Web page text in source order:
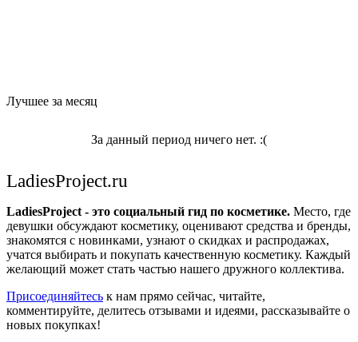
Лучшее за месяц
За данный период ничего нет. :(
LadiesProject.ru
LadiesProject - это социальный гид по косметике. Место, где
девушки обсуждают косметику, оценивают средства и бренды,
знакомятся с новинками, узнают о скидках и распродажах,
учатся выбирать и покупать качественную косметику. Каждый
желающий может стать частью нашего дружного коллектива.
Присоединяйтесь к нам прямо сейчас, читайте,
комментируйте, делитесь отзывами и идеями, рассказывайте о
новых покупках!